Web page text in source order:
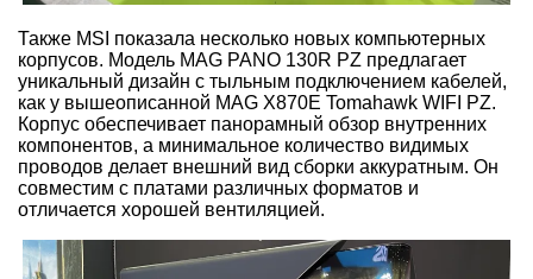
Также MSI показала несколько новых компьютерных
корпусов. Модель MAG PANO 130R PZ предлагает
уникальный дизайн с тыльным подключением кабелей,
как у вышеописанной MAG X870E Tomahawk WIFI PZ.
Корпус обеспечивает панорамный обзор внутренних
компонентов, а минимальное количество видимых
проводов делает внешний вид сборки аккуратным. Он
совместим с платами различных форматов и
отличается хорошей вентиляцией.